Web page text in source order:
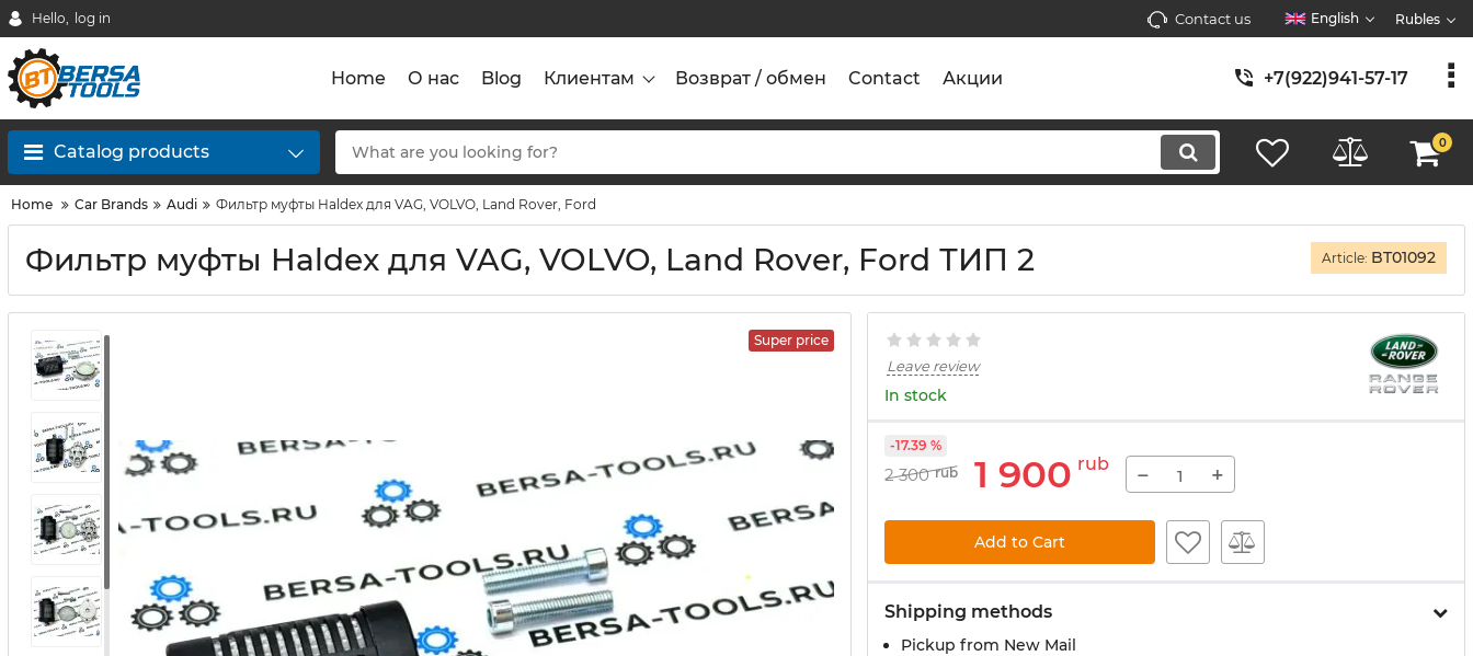
Hello, log in Contact us English Rubles
Home О нас Blog Клиентам Возврат / обмен Contact Акции +7(922)941-57-17
Catalog products 0
Home Car Brands Audi Фильтр муфты Haldex для VAG, VOLVO, Land Rover, Ford
Фильтр муфты Haldex для VAG, VOLVO, Land Rover, Ford ТИП 2 Article: BT01092
Super price
Leave review
In stock
2 300 rub 1 900 rub
-17.39 %
− +
Add to Cart
Shipping methods
Pickup from New Mail